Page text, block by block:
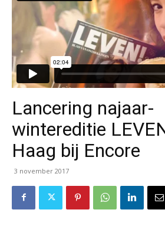
Lancering najaar-
wintereditie
Haag bij Encore
3 november 2017